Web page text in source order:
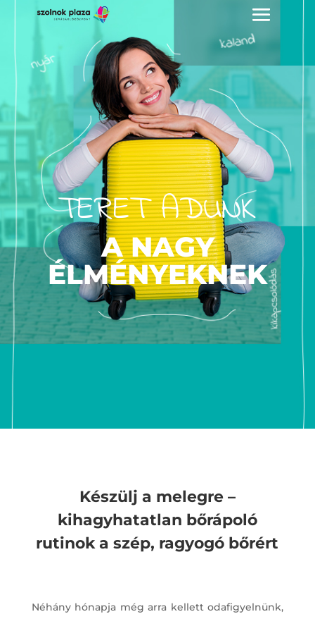
TERET ADUNK
A NAGY
ÉLMÉNYEKNEK
Készülj a melegre –
kihagyhatatlan bőrápoló
rutinok a szép, ragyogó bőrért
Néhány hónapja még arra kellett odafigyelnünk,